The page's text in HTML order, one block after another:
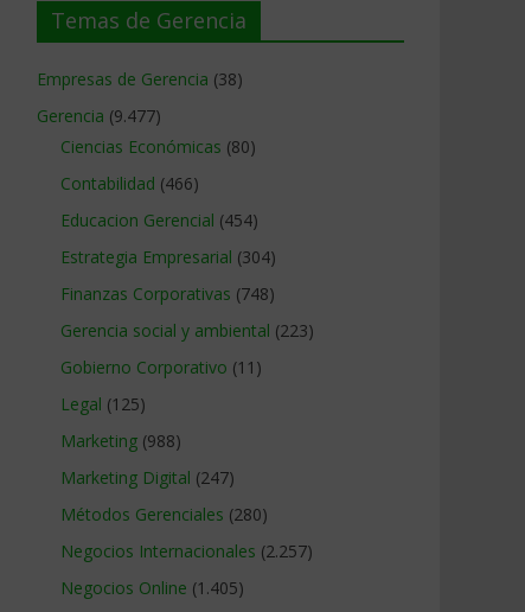
Temas de Gerencia
Empresas de Gerencia (38)
Gerencia (9.477)
Ciencias Económicas (80)
Contabilidad (466)
Educacion Gerencial (454)
Estrategia Empresarial (304)
Finanzas Corporativas (748)
Gerencia social y ambiental (223)
Gobierno Corporativo (11)
Legal (125)
Marketing (988)
Marketing Digital (247)
Métodos Gerenciales (280)
Negocios Internacionales (2.257)
Negocios Online (1.405)